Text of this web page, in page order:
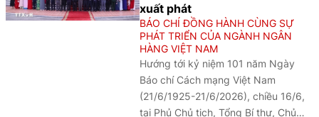
xuất phát
BÁO CHÍ ĐỒNG HÀNH CÙNG SỰ
PHÁT TRIỂN CỦA NGÀNH NGÂN
HÀNG VIỆT NAM
Hướng tới kỷ niệm 101 năm Ngày
Báo chí Cách mạng Việt Nam
(21/6/1925-21/6/2026), chiều 16/6,
tại Phủ Chủ tịch, Tổng Bí thư, Chủ